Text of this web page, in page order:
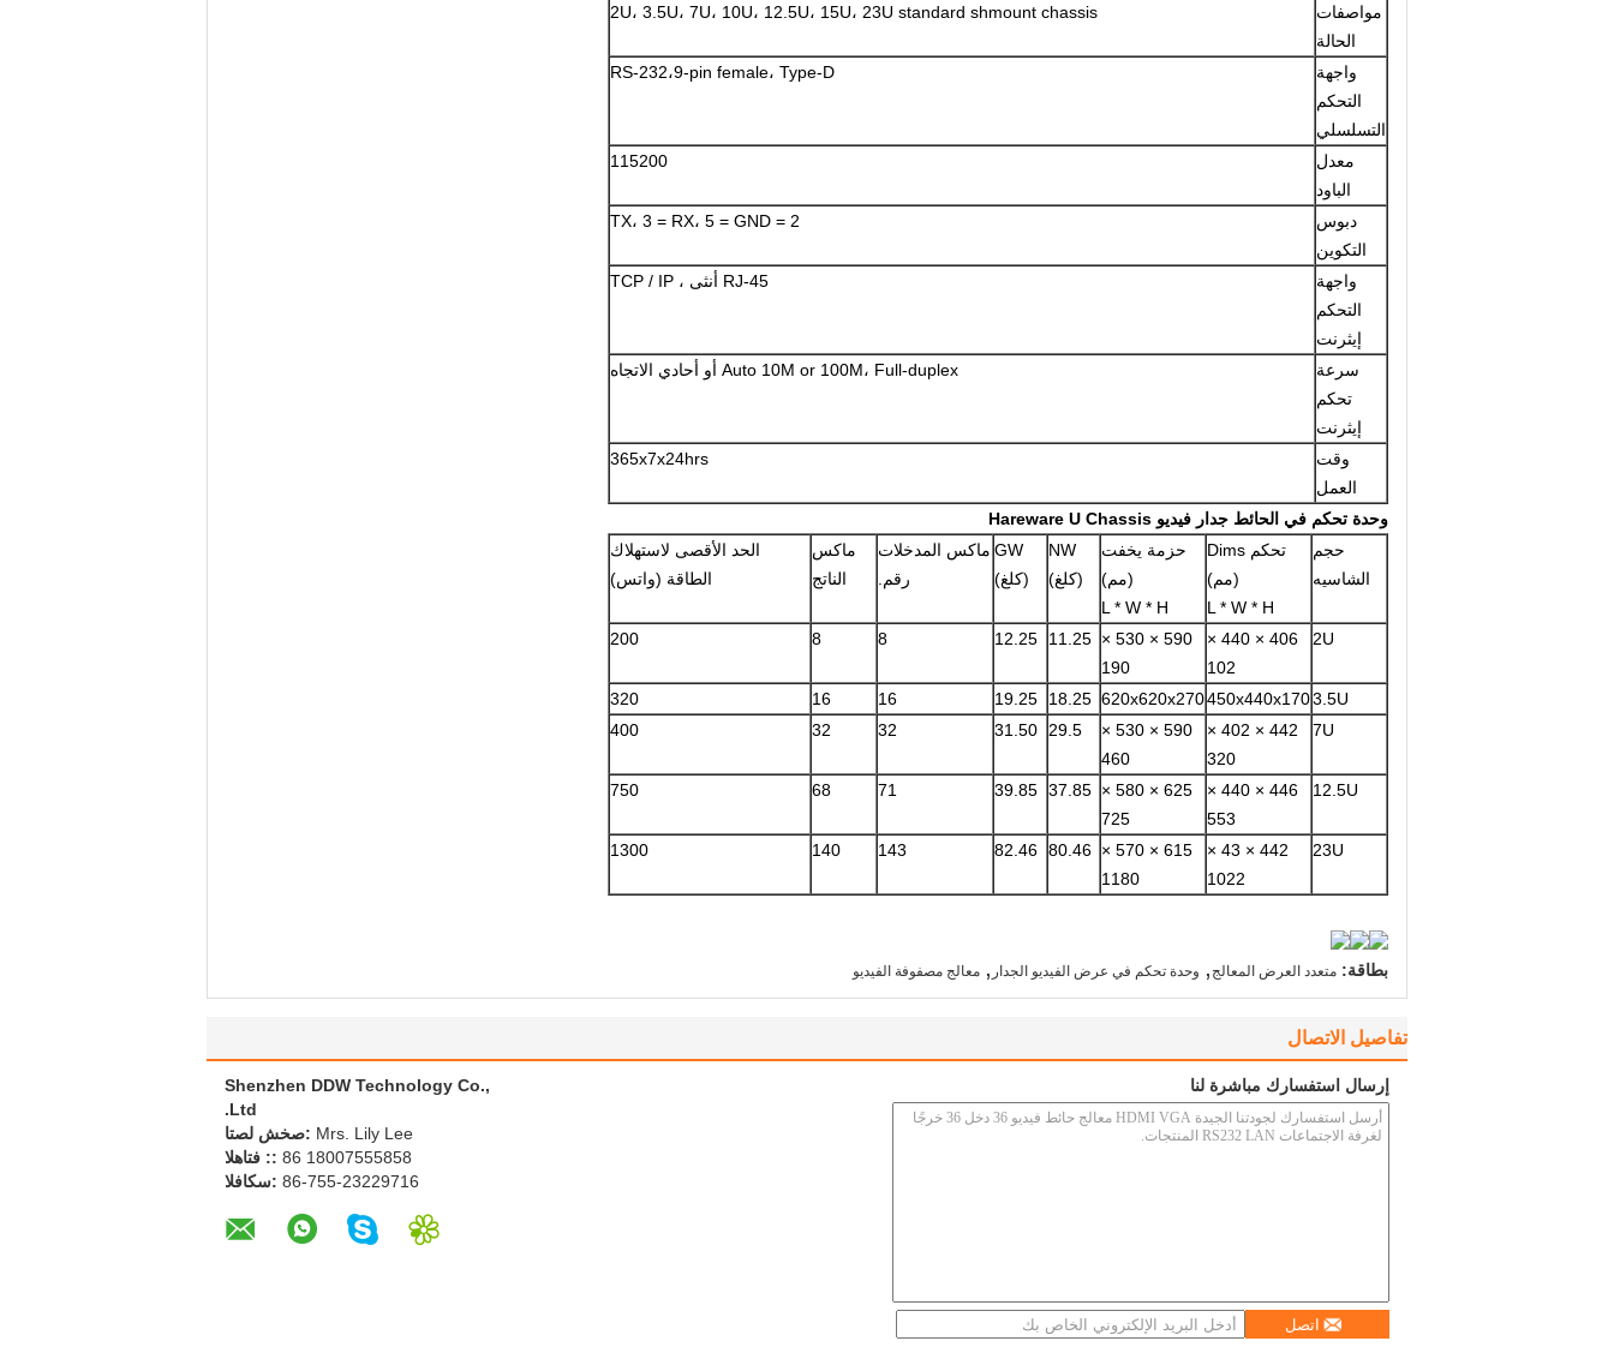
مواصفات
الحالة
2U، 3.5U، 7U، 10U، 12.5U، 15U، 23U standard shmount chassis
واجهة
التحكم
التسلسلي
RS-232،9-pin female، Type-D
معدل
الباود
115200
دبوس
التكوين
2 = TX، 3 = RX، 5 = GND
واجهة
التحكم
إيثرنت
RJ-45 أنثى ، TCP / IP
سرعة
تحكم
إيثرنت
Auto 10M or 100M، Full-duplex أو أحادي الاتجاه
وقت
العمل
365x7x24hrs
وحدة تحكم في الحائط جدار فيديو Hareware U Chassis
حجم
الشاسيه
تحكم Dims
(مم)
L * W * H
حزمة يخفت
(مم)
L * W * H
NW
(كلغ)
GW
(كلغ)
ماكس المدخلات
رقم.
ماكس
الناتج
الحد الأقصى لاستهلاك
الطاقة (واتس)
2U
406 × 440 ×
102
590 × 530 ×
190
11.25
12.25
8
8
200
3.5U
450x440x170
620x620x270
18.25
19.25
16
16
320
7U
442 × 402 ×
320
590 × 530 ×
460
29.5
31.50
32
32
400
12.5U
446 × 440 ×
553
625 × 580 ×
725
37.85
39.85
71
68
750
23U
442 × 43 ×
1022
615 × 570 ×
1180
80.46
82.46
143
140
1300
بطاقة: متعدد العرض المعالج , وحدة تحكم في عرض الفيديو الجدار , معالج مصفوفة الفيديو
تفاصيل الاتصال
Shenzhen DDW Technology Co.,
Ltd.
اتصل شخص: Mrs. Lily Lee
الهاتف :: 86 18007555858
الفاكس: 86-755-23229716
إرسال استفسارك مباشرة لنا
اتصل